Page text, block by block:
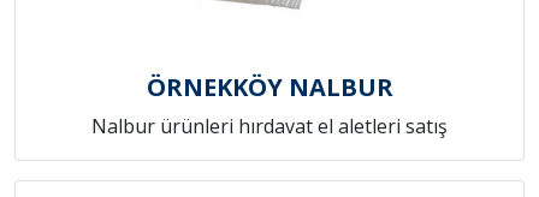
ÖRNEKKÖY NALBUR
Nalbur ürünleri hırdavat el aletleri satış